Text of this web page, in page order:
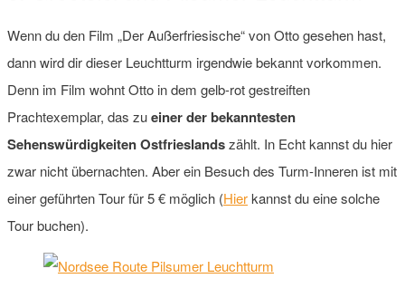
Wenn du den Film „Der Außerfriesische“ von Otto gesehen hast,
dann wird dir dieser Leuchtturm irgendwie bekannt vorkommen.
Denn im Film wohnt Otto in dem gelb-rot gestreiften
Prachtexemplar, das zueiner der bekanntesten
Sehenswürdigkeiten Ostfrieslandszählt. In Echt kannst du hier
zwar nicht übernachten. Aber ein Besuch des Turm-Inneren ist mit
einer geführten Tour für 5 € möglich (Hierkannst du eine solche
Tour buchen).